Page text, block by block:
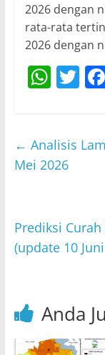
2026 dengan
rata-rata
2026 dengan
W
s
A
T
er
← Analisis
Mei 2026
Prediksi
(update 10
Anda